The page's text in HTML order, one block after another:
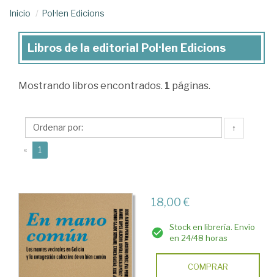
Inicio Pol·len Edicions
Libros
la
Pol·len
Edicions
Libros de la editorial Pol·len Edicions
Mostrando libros encontrados. 1 páginas.
↑
« 1
18,00 €
Stock en librería. Envío
en 24/48 horas
COMPRAR